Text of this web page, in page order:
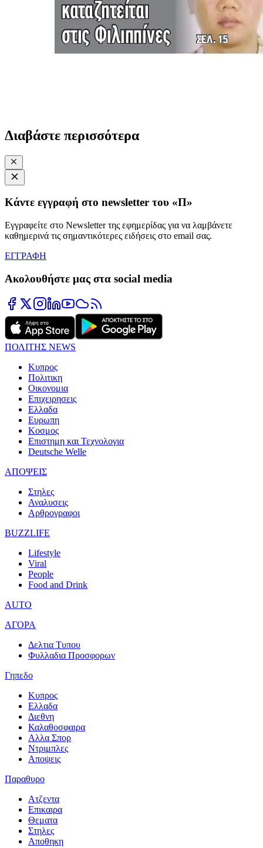
Διαβάστε περισσότερα
Κάντε εγγραφή στο newsletter του «Π»
Εγγραφείτε στο Newsletter της εφημερίδας για να λαμβάνετε
καθημερινά τις σημαντικότερες ειδήσεις στο email σας.
ΕΓΓΡΑΦΗ
Ακολουθήστε μας στα social media
ΠΟΛΙΤΗΣ NEWS
Κυπρος
Πολιτικη
Οικονομια
Επιχειρησεις
Ελλαδα
Ευρωπη
Κοσμος
Επιστημη και Τεχνολογια
Deutsche Welle
ΑΠΟΨΕΙΣ
Στηλες
Αναλυσεις
Αρθρογραφοι
BUZZLIFE
Lifestyle
Viral
People
Food and Drink
AUTO
ΑΓΟΡΑ
Δελτια Τυπου
Φυλλαδια Προσφορων
Γηπεδο
Κυπρος
Ελλαδα
Διεθνη
Καλαθοσφαιρα
Αλλα Σπορ
Ντριμπλες
Αποψεις
Παραθυρο
Ατζεντα
Επικαιρα
Θεματα
Στηλες
Αποθηκη